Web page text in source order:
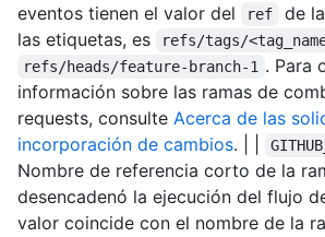
eventos tienen el valor del ref
de
las etiquetas, es
refs/tags/
refs/heads/feature-branch-1 . Para
información sobre las ramas de
requests, consulte Acerca de las
incorporación de cambios. | |
Nombre de referencia corto de la
desencadenó la ejecución del flujo
valor coincide con el nombre de la